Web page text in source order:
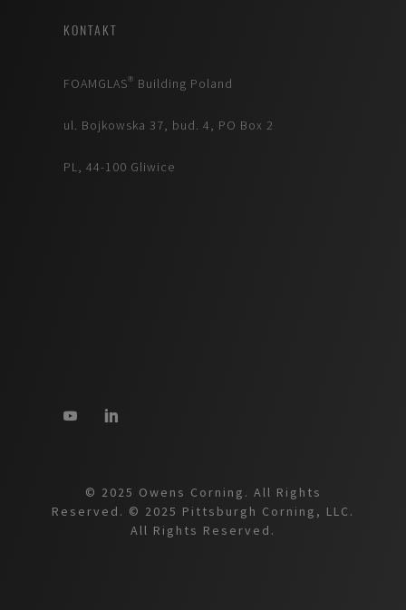
KONTAKT
FOAMGLAS® Building Poland
ul. Bojkowska 37, bud. 4, PO Box 2
PL, 44-100 Gliwice
© 2025 Owens Corning. All Rights
Reserved. © 2025 Pittsburgh Corning, LLC.
All Rights Reserved.